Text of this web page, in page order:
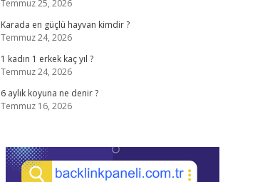
Temmuz 25, 2026
Karada en güçlü hayvan kimdir ?
Temmuz 24, 2026
1 kadın 1 erkek kaç yıl ?
Temmuz 24, 2026
6 aylık koyuna ne denir ?
Temmuz 16, 2026